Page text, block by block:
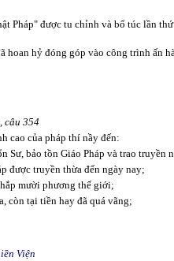
Pháp" được tu chỉnh và bổ túc lần
hỷ đóng góp vào công trình ấn
câu 354
cao của pháp thí nầy đến:
Sư, bảo tồn Giáo Pháp và trao truyền
được truyền thừa đến ngày nay;
mười phương thế giới;
còn tại tiền hay đã quá vãng;
Viện